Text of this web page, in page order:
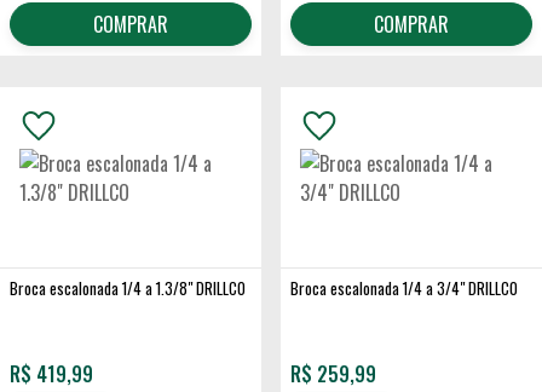
COMPRAR COMPRAR
Broca escalonada 1/4 a 1.3/8" DRILLCO
R$ 419,99
Broca escalonada 1/4 a 3/4" DRILLCO
R$ 259,99